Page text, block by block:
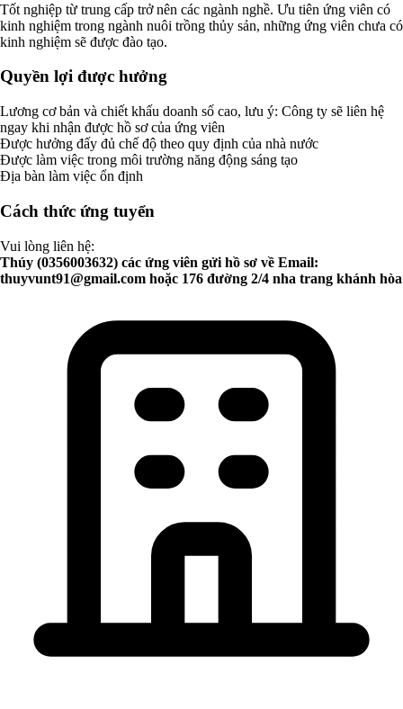
Tốt nghiệp từ trung cấp trở nên các ngành nghề. Ưu tiên ứng viên có
kinh nghiệm trong ngành nuôi trồng thủy sản, những ứng viên chưa có
kinh nghiệm sẽ được đào tạo.
Quyền lợi được hưởng
Lương cơ bản và chiết khấu doanh số cao, lưu ý: Công ty sẽ liên hệ
ngay khi nhận được hồ sơ của ứng viên
Được hưởng đấy đủ chế độ theo quy định của nhà nước
Được làm việc trong môi trường năng động sáng tạo
Địa bàn làm việc ổn định
Cách thức ứng tuyển
Vui lòng liên hệ:
Thúy (0356003632) các ứng viên gửi hồ sơ về Email:
thuyvunt91@gmail.com hoặc 176 đường 2/4 nha trang khánh hòa